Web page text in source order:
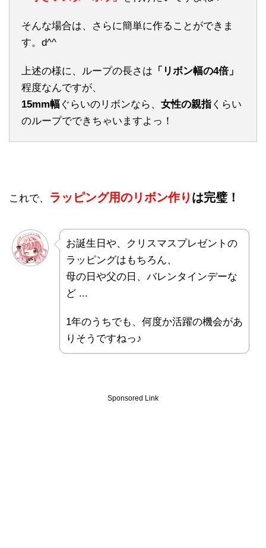
そんな場合は、さらに簡単に作ることができま
す。d^^
上述の様に、ループの長さは 「リボン幅の4倍」
程度なんですが、
15mm幅 ぐらいのリボンなら、 女性の親指 くらい
のループでできちゃいますよっ！
これで、 ラッピング用のリボン作り は完璧！
お誕生日や、クリスマスプレゼントの
ラッピングはもちろん、
母の日や父の日、バレンタインデーな
ど ...
1年のうちでも、何度か活躍の機会があ
りそうですねっ♪
Sponsored Link